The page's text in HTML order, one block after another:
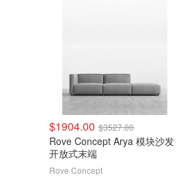
$1904.00 $3527.00
Rove Concept Arya 模块沙发
开放式末端
Rove Concept